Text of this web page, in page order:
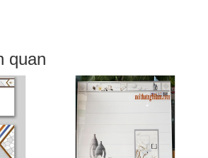
quan